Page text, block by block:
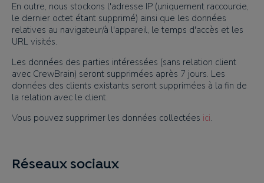
En outre, nous stockons l'adresse IP (uniquement raccourcie,
le dernier octet étant supprimé) ainsi que les données
relatives au navigateur/à l'appareil, le temps d'accès et les
URL visités.
Les données des parties intéressées (sans relation client
avec CrewBrain) seront supprimées après 7 jours. Les
données des clients existants seront supprimées à la fin de
la relation avec le client.
Vous pouvez supprimer les données collectées ici.
Réseaux sociaux